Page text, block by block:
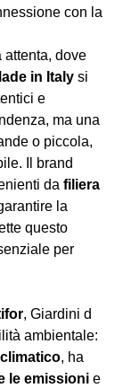
con la
attenta, dove
in Italy si
e
ma una
o piccola,
Il brand
da filiera
la
questo
per
, Giardini d
ambientale:
, ha
le emissioni e